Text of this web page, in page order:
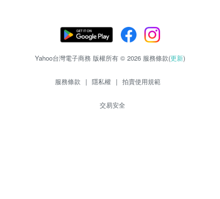
Yahoo台灣電子商務 版權所有 © 2026 服務條款(更新)
服務條款 | 隱私權 | 拍賣使用規範
交易安全